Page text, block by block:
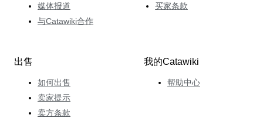
媒体报道
与Catawiki合作
买家条款
出售
如何出售
卖家提示
卖方条款
我的Catawiki
帮助中心